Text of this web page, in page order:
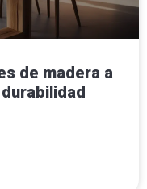
de madera a